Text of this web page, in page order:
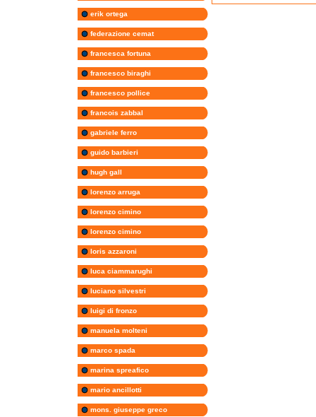
erik ortega
federazione cemat
francesca fortuna
francesco biraghi
francesco pollice
francois zabbal
gabriele ferro
guido barbieri
hugh gall
lorenzo arruga
lorenzo cimino
lorenzo cimino
loris azzaroni
luca ciammarughi
luciano silvestri
luigi di fronzo
manuela molteni
marco spada
marina spreafico
mario ancillotti
mons. giuseppe greco